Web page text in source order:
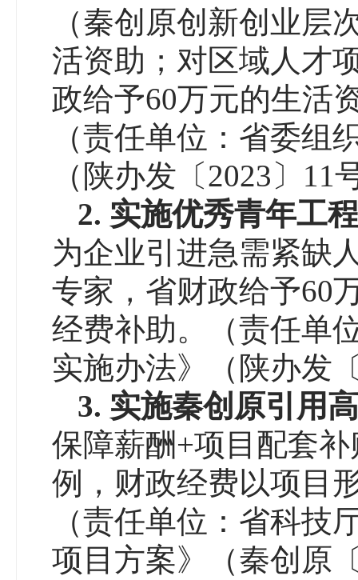
（秦创原创新创业层
活资助；对区域人才
政给予60万元的生活
（责任单位：省委组
（陕办发〔2023〕11
2. 实施优秀青年工
为企业引进急需紧缺
专家，省财政给予60
经费补助。（责任单
实施办法》（陕办发
3. 实施秦创原引用
保障薪酬+项目配套
例，财政经费以项目
（责任单位：省科技
项目方案》（秦创原